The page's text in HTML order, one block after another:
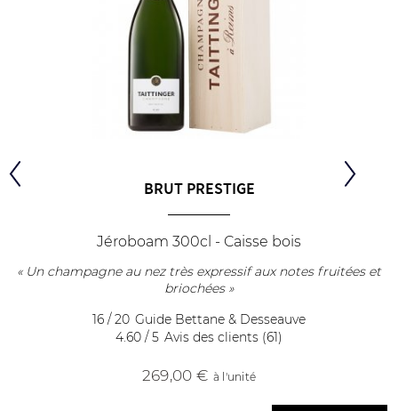
BRUT PRESTIGE
Jéroboam 300cl - Caisse bois
« Un champagne au nez très expressif aux notes fruitées et
briochées »
16 / 20 Guide Bettane & Desseauve
4.60 / 5 Avis des clients (61)
269,00 € à l'unité